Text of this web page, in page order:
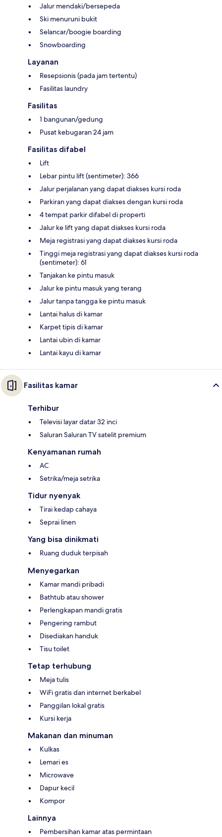
Jalur mendaki/bersepeda
Ski menuruni bukit
Selancar/boogie boarding
Snowboarding
Layanan
Resepsionis (pada jam tertentu)
Fasilitas laundry
Fasilitas
1 bangunan/gedung
Pusat kebugaran 24 jam
Fasilitas difabel
Lift
Lebar pintu lift (sentimeter): 366
Jalur perjalanan yang dapat diakses kursi roda
Parkiran yang dapat diakses dengan kursi roda
4 tempat parkir difabel di properti
Jalur ke lift yang dapat diakses kursi roda
Meja registrasi yang dapat diakses kursi roda
Tinggi meja registrasi yang dapat diakses kursi roda
(sentimeter): 61
Tanjakan ke pintu masuk
Jalur ke pintu masuk yang terang
Jalur tanpa tangga ke pintu masuk
Lantai halus di kamar
Karpet tipis di kamar
Lantai ubin di kamar
Lantai kayu di kamar
Fasilitas kamar
Terhibur
Televisi layar datar 32 inci
Saluran Saluran TV satelit premium
Kenyamanan rumah
AC
Setrika/meja setrika
Tidur nyenyak
Tirai kedap cahaya
Seprai linen
Yang bisa dinikmati
Ruang duduk terpisah
Menyegarkan
Kamar mandi pribadi
Bathtub atau shower
Perlengkapan mandi gratis
Pengering rambut
Disediakan handuk
Tisu toilet
Tetap terhubung
Meja tulis
WiFi gratis dan internet berkabel
Panggilan lokal gratis
Kursi kerja
Makanan dan minuman
Kulkas
Lemari es
Microwave
Dapur kecil
Kompor
Lainnya
Pembersihan kamar atas permintaan